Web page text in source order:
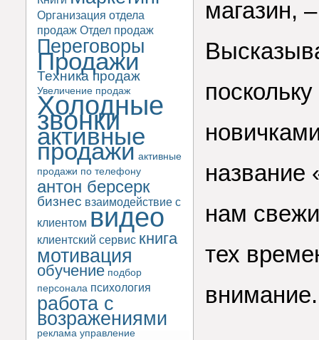
Организация отдела
продаж Отдел продаж
Переговоры
Продажи
Техника продаж
Увеличение продаж
Холодные
звонки
активные
продажи активные
продажи по телефону
антон берсерк
бизнес взаимодействие с
клиентом видео
клиентский сервис книга
мотивация
обучение подбор
персонала психология
работа с
возражениями
реклама управление
магазин,
название
нам
тех